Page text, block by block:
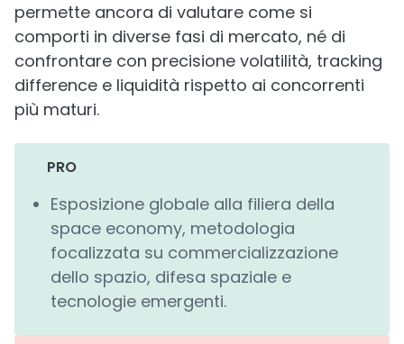
permette ancora di valutare come si
comporti in diverse fasi di mercato, né di
confrontare con precisione volatilità, tracking
difference e liquidità rispetto ai concorrenti
più maturi.
PRO
Esposizione globale alla filiera della
space economy, metodologia
focalizzata su commercializzazione
dello spazio, difesa spaziale e
tecnologie emergenti.